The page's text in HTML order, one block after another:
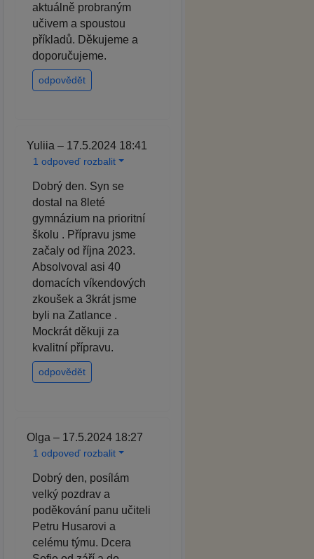
aktuálně probraným
učivem a spoustou
příkladů. Děkujeme a
doporučujeme.
odpovědět
Yuliia – 17.5.2024 18:41
1 odpoveď rozbalit
Dobrý den. Syn se
dostal na 8leté
gymnázium na prioritní
školu . Přípravu jsme
začaly od října 2023.
Absolvoval asi 40
domacích víkendových
zkoušek a 3krát jsme
byli na Zatlance .
Mockrát děkuji za
kvalitní přípravu.
odpovědět
Olga – 17.5.2024 18:27
1 odpoveď rozbalit
Dobrý den, posílám
velký pozdrav a
poděkování panu učiteli
Petru Husarovi a
celému týmu. Dcera